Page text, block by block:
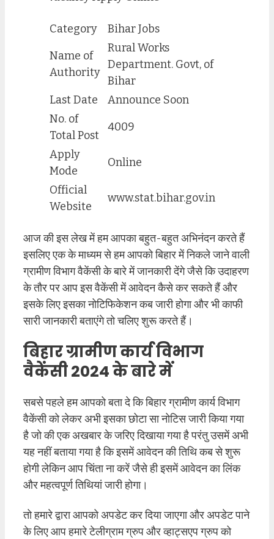
Category
Bihar Jobs
Name of
Authority
Rural Works
Department. Govt, of
Bihar
Last Date
Announce Soon
No. of
Total Post
4009
Apply
Mode
Online
Official
Website
www.stat.bihar.gov.in
आज की इस लेख में हम आपका बहुत-बहुत अभिनंदन करते हैं
इसलिए एक के माध्यम से हम आपको बिहार में निकले जाने वाली
ग्रामीण विभाग वैकेंसी के बारे में जानकारी देंगे जैसे कि उदाहरण
के तौर पर आप इस वैकेंसी में आवेदन कैसे कर सकते हैं और
इसके लिए इसका नोटिफिकेशन कब जारी होगा और भी काफी
सारी जानकारी बताएंगे तो चलिए शुरू करते हैं।
बिहार ग्रामीण कार्य विभाग
वैकेंसी 2024 के बारे में
सबसे पहले हम आपको बता दे कि बिहार ग्रामीण कार्य विभाग
वैकेंसी को लेकर अभी इसका छोटा सा नोटिस जारी किया गया
है जो की एक अखबार के जरिए दिखाया गया है परंतु उसमें अभी
यह नहीं बताया गया है कि इसमें आवेदन की तिथि कब से शुरू
होगी लेकिन आप चिंता ना करें जैसे ही इसमें आवेदन का लिंक
और महत्वपूर्ण तिथियां जारी होगा।
तो हमारे द्वारा आपको अपडेट कर दिया जाएगा और अपडेट पाने
के लिए आप हमारे टेलीग्राम ग्रुप और व्हाट्सएप ग्रुप को